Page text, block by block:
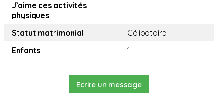
J’aime ces activités
physiques
Statut matrimonial
Célibataire
Enfants
1
Ecrire un message